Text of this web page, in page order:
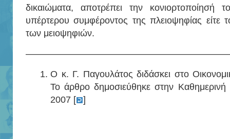
δικαιώματα, αποτρέπει την κονιορτοποίησή
υπέρτερου συμφέροντος της πλειοψηφίας είτε
των μειοψηφιών.
Ο κ. Γ. Παγουλάτος διδάσκει στο
Το άρθρο δημοσιεύθηκε στην Καθημερινή
2007 [
]